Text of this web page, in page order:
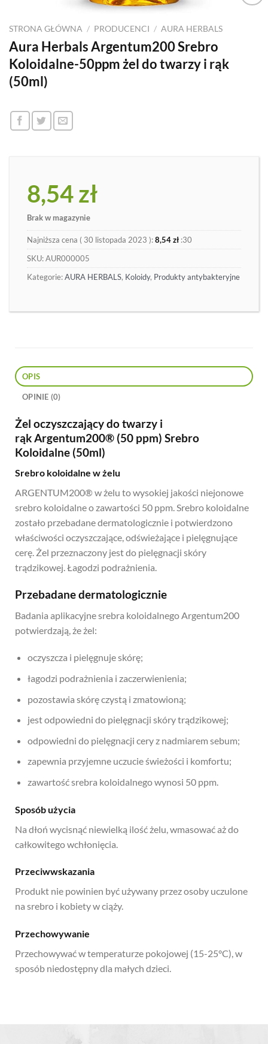
STRONA GŁÓWNA / PRODUCENCI / AURA HERBALS
Aura Herbals Argentum200 Srebro
Koloidalne-50ppm żel do twarzy i rąk
(50ml)
8,54zł
Brak w magazynie
Najniższa cena ( 30 listopada 2023 ):8,54zł :30
SKU:AUR000005
Kategorie:AURA HERBALS, Koloidy, Produkty antybakteryjne
OPIS
OPINIE (0)
Żel oczyszczający do twarzy i
rąk Argentum200® (50 ppm) Srebro
Koloidalne (50ml)
Srebro koloidalne w żelu
ARGENTUM200® w żelu to wysokiej jakości niejonowe
srebro koloidalne o zawartości 50 ppm. Srebro koloidalne
zostało przebadane dermatologicznie i potwierdzono
właściwości oczyszczające, odświeżające i pielęgnujące
cerę. Żel przeznaczony jest do pielęgnacji skóry
trądzikowej. Łagodzi podrażnienia.
Przebadane dermatologicznie
Badania aplikacyjne srebra koloidalnego Argentum200
potwierdzają, że żel:
oczyszcza i pielęgnuje skórę;
łagodzi podrażnienia i zaczerwienienia;
pozostawia skórę czystą i zmatowioną;
jest odpowiedni do pielęgnacji skóry trądzikowej;
odpowiedni do pielęgnacji cery z nadmiarem sebum;
zapewnia przyjemne uczucie świeżości i komfortu;
zawartość srebra koloidalnego wynosi 50 ppm.
Sposób użycia
Na dłoń wycisnąć niewielką ilość żelu, wmasować aż do
całkowitego wchłonięcia.
Przeciwwskazania
Produkt nie powinien być używany przez osoby uczulone
na srebro i kobiety w ciąży.
Przechowywanie
Przechowywać w temperaturze pokojowej (15-25°C), w
sposób niedostępny dla małych dzieci.